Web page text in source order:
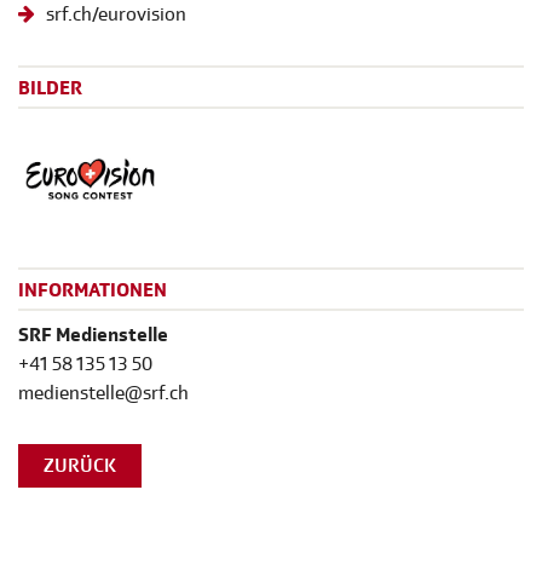
srf.ch/eurovision
BILDER
INFORMATIONEN
SRF Medienstelle
+41 58 135 13 50
medienstelle@srf.ch
ZURÜCK